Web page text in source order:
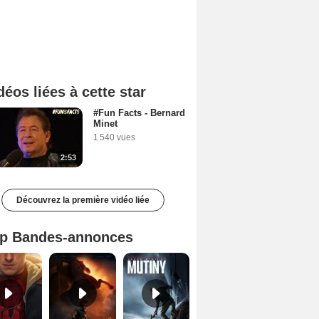
liées à cette star
2:53
#Fun Facts - Bernard
Minet
1 540 vues
Découvrez la première vidéo liée
Bandes-annonces
Spider-Man: Brand New Day Bande-annonce VO STFR L'Odyssée Bande-annonce VO STFR